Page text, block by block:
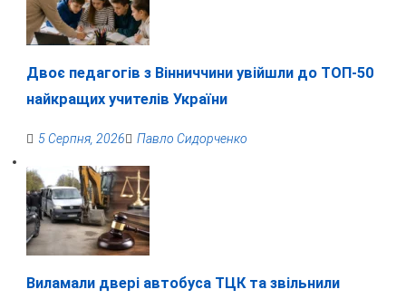
Двоє педагогів з Вінниччини увійшли до ТОП-50
найкращих учителів України
5 Серпня, 2026 Павло Сидорченко
Виламали двері автобуса ТЦК та звільнили